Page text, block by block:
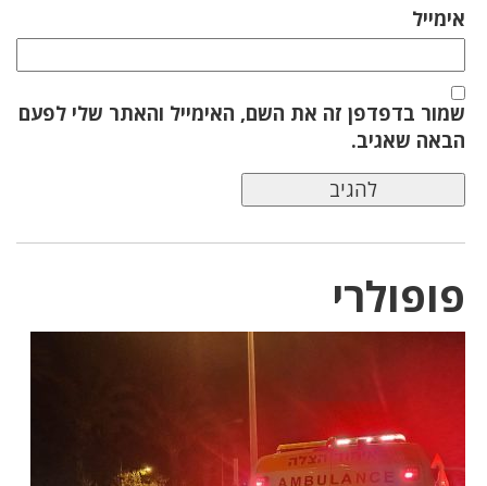
אימייל
שמור בדפדפן זה את השם, האימייל והאתר שלי לפעם
הבאה שאגיב.
פופולרי